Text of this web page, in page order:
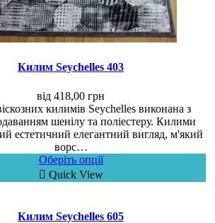
Килим Seychelles 403
від 418,00 грн
килимів Seychelles виконана з
шенілу та поліестеру. Килими
естетичний елегантний вигляд, м'який
ворс…
Оберіть опції
Quick View
Килим Seychelles 605